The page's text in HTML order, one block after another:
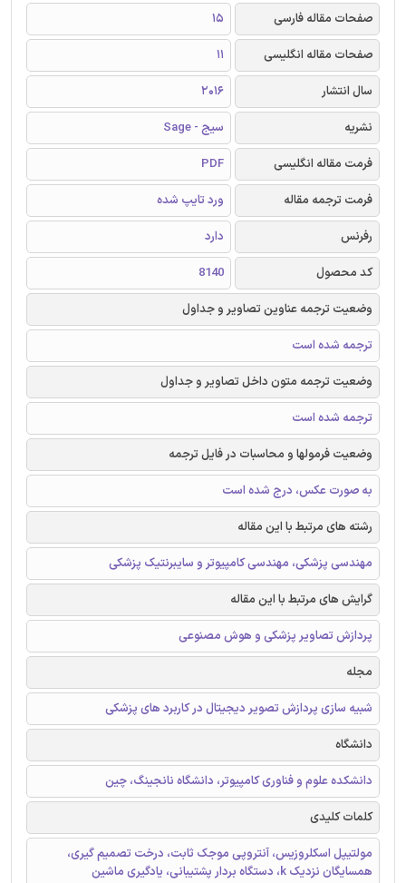
صفحات مقاله فارسی
15
صفحات مقاله انگلیسی
11
سال انتشار
2016
نشریه
سیج - Sage
فرمت مقاله انگلیسی
PDF
فرمت ترجمه مقاله
ورد تایپ شده
رفرنس
دارد
کد محصول
8140
وضعیت ترجمه عناوین تصاویر و جداول
ترجمه شده است
وضعیت ترجمه متون داخل تصاویر و جداول
ترجمه شده است
وضعیت فرمولها و محاسبات در فایل ترجمه
به صورت عکس، درج شده است
رشته های مرتبط با این مقاله
مهندسی پزشکی، مهندسی کامپیوتر و سایبرنتیک پزشکی
گرایش های مرتبط با این مقاله
پردازش تصاویر پزشکی و هوش مصنوعی
مجله
شبیه سازی پردازش تصویر دیجیتال در کاربرد های پزشکی
دانشگاه
دانشکده علوم و فناوری کامپیوتر، دانشگاه نانجینگ، چین
کلمات کلیدی
مولتیپل اسکلروزیس، آنتروپی موجک ثابت، درخت تصمیم گیری،
همسایگان نزدیک k، دستگاه بردار پشتیبانی، یادگیری ماشین